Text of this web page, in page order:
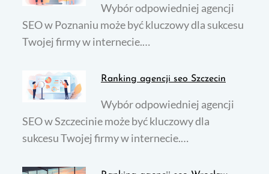
Wybór odpowiedniej agencji
SEO w Poznaniu może być kluczowy dla sukcesu
Twojej firmy w internecie.…
Ranking agencji seo Szczecin
Wybór odpowiedniej agencji
SEO w Szczecinie może być kluczowy dla
sukcesu Twojej firmy w internecie.…